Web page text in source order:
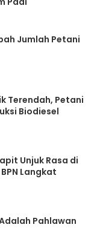
Jumlah Petani
Terendah, Petani
Biodiesel
Unjuk Rasa di
Langkat
Pahlawan